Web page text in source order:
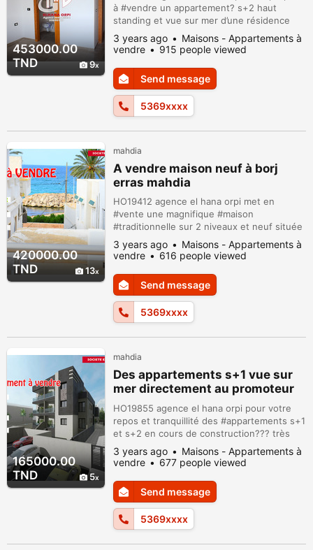
453000.00
TND
9
à #vendre un appartement? s+2 haut
standing et vue sur mer d’une résidence
#nouvellement construit #gardée 24/24 et
bien sécurisé?? près du beau #plage du
zone touristique et très proche de la mer ;
cet appartement est climatisée et contient :
Spacieux salon ouvert sur #kitchenette
avec balcon vue mer deux #chambres à...
3 years ago
Maisons - Appartements à
vendre
915 people viewed
Send message
5369xxxx
420000.00
TND
13
mahdia
A vendre maison neuf à borj
erras mahdia
HO19412 agence el hana orpi met en
#vente une magnifique #maison
#traditionnelle sur 2 niveaux et neuf située
en plein cœur #borjerras #mahdia avec vue
sur la mer et un style traditionnelle
joliment? et simplement décorée. La maison
qui a été rénovée sur un terrain de 95 m²
.elle est composée d’ : Un patio un grand
séjour lumineux avec deux grand terrasses
3...
3 years ago
Maisons - Appartements à
vendre
616 people viewed
Send message
5369xxxx
165000.00
TND
5
mahdia
Des appartements s+1 vue sur
mer directement au promoteur
baghdedi
HO19855 agence el hana orpi pour votre
repos et tranquillité des #appartements s+1
et s+2 en cours de construction?️?? très
#hauts #standings et pied dans l’eau ?️avec
vue magnifique sur mer situé dans la zone
#touristique baghdedi avec un
emplacement très stratégique et adorable
L’#immeuble se compose d’un: S+1 avec un
métrage de 64.27m² -à partir de 165 MD...
3 years ago
Maisons - Appartements à
vendre
677 people viewed
Send message
5369xxxx